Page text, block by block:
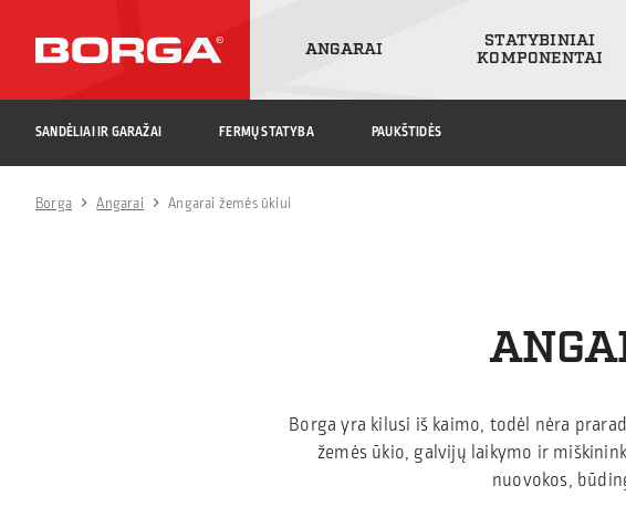
ANGARAI
STATYBINIAI
KOMPONENTAI
SANDĖLIAI IR GARAŽAI FERMŲ STATYBA PAUKŠTIDĖS
Borga Angarai Angarai žemės ūkiui
Borga yra kilusi iš kaimo, todėl nėra
žemės ūkio, galvijų laikymo ir
nuovokos,